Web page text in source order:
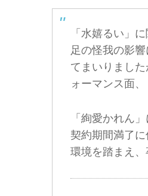
「水嬉るい」
足の怪我の影
てまいりまし
ォーマンス面
「絢愛かれん
契約期間満了
環境を踏まえ